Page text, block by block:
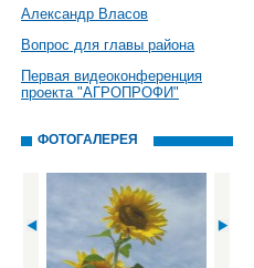
Александр Власов
Вопрос для главы района
Первая видеоконференция
проекта "АГРОПРОФИ"
ФОТОГАЛЕРЕЯ